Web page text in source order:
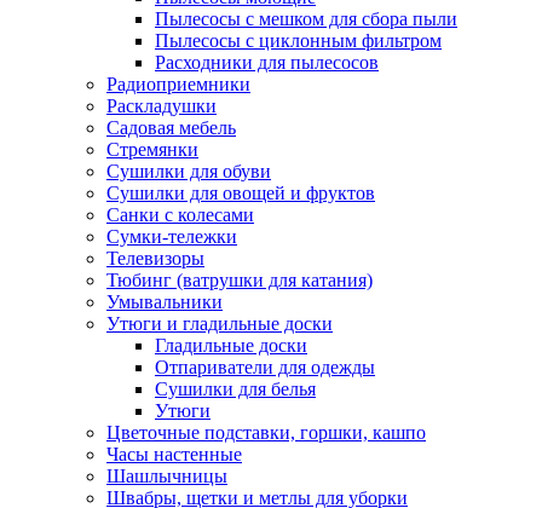
Пылесосы с мешком для сбора пыли
Пылесосы с циклонным фильтром
Расходники для пылесосов
Радиоприемники
Раскладушки
Садовая мебель
Стремянки
Сушилки для обуви
Сушилки для овощей и фруктов
Санки с колесами
Сумки-тележки
Телевизоры
Тюбинг (ватрушки для катания)
Умывальники
Утюги и гладильные доски
Гладильные доски
Отпариватели для одежды
Сушилки для белья
Утюги
Цветочные подставки, горшки, кашпо
Часы настенные
Шашлычницы
Швабры, щетки и метлы для уборки